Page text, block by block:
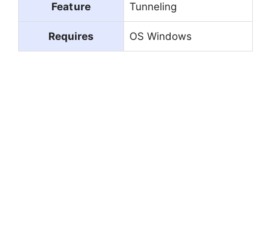
Feature Tunneling
Requires OS Windows